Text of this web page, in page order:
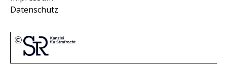
Datenschutz